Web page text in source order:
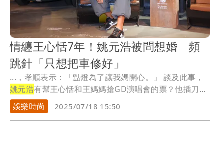
情纏王心恬7年！姚元浩被問想婚 頻
跳針「只想把車修好」
...，孝順表示：「點燈為了讓我媽開心。」 談及此事，
姚元浩有幫王心恬和王媽媽搶GD演唱會的票？他插刀
吳...
娛樂時尚 2025/07/18 15:50